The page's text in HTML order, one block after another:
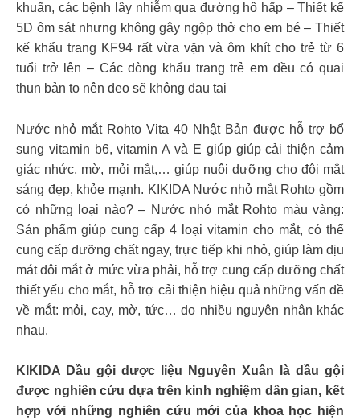
khuẩn, các bệnh lây nhiễm qua đường hô hấp – Thiết kế
5D ôm sát nhưng không gây ngộp thở cho em bé – Thiết
kế khẩu trang KF94 rất vừa vặn và ôm khít cho trẻ từ 6
tuổi trở lên – Các dòng khẩu trang trẻ em đều có quai
thun bản to nên đeo sẽ không đau tai
Nước nhỏ mắt Rohto Vita 40 Nhật Bản được hỗ trợ bổ
sung vitamin b6, vitamin A và E giúp giúp cải thiện cảm
giác nhức, mờ, mỏi mắt,… giúp nuôi dưỡng cho đôi mắt
sáng đẹp, khỏe mạnh. KIKIDA Nước nhỏ mắt Rohto gồm
có những loại nào? – Nước nhỏ mắt Rohto màu vàng:
Sản phẩm giúp cung cấp 4 loại vitamin cho mắt, có thể
cung cấp dưỡng chất ngay, trực tiếp khi nhỏ, giúp làm dịu
mát đôi mắt ở mức vừa phải, hỗ trợ cung cấp dưỡng chất
thiết yếu cho mắt, hỗ trợ cải thiện hiệu quả những vấn đề
về mắt: mỏi, cay, mờ, tức… do nhiều nguyên nhân khác
nhau.
KIKIDA Dầu gội dược liệu Nguyên Xuân là dầu gội
được nghiên cứu dựa trên kinh nghiệm dân gian, kết
hợp với những nghiên cứu mới của khoa học hiện